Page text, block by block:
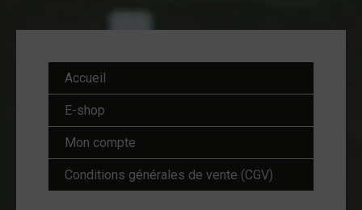
Accueil
E-shop
Mon compte
Conditions générales de vente (CGV)